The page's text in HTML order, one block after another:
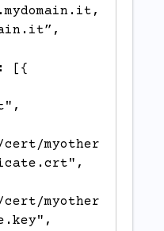
[{
myother
myother